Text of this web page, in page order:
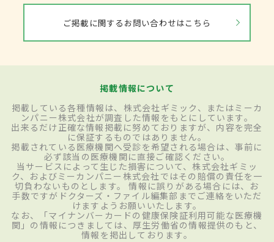
ご掲載に関するお問い合わせはこちら
掲載情報について
掲載している各種情報は、株式会社ギミック、またはミーカ
ンパニー株式会社が調査した情報をもとにしています。
出来るだけ正確な情報掲載に努めておりますが、内容を完全
に保証するものではありません。
掲載されている医療機関へ受診を希望される場合は、事前に
必ず該当の医療機関に直接ご確認ください。
当サービスによって生じた損害について、株式会社ギミッ
ク、およびミーカンパニー株式会社ではその賠償の責任を一
切負わないものとします。 情報に誤りがある場合には、お
手数ですがドクターズ・ファイル編集部までご連絡をいただ
けますようお願いいたします。
なお、「マイナンバーカードの健康保険証利用可能な医療機
関」の情報につきましては、厚生労働省の情報提供のもと、
情報を掲出しております。